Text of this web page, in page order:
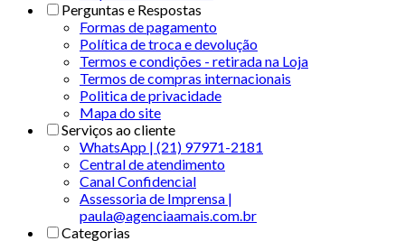
Perguntas e Respostas
Formas de pagamento
Política de troca e devolução
Termos e condições - retirada na Loja
Termos de compras internacionais
Politica de privacidade
Mapa do site
Serviços ao cliente
WhatsApp | (21) 97971-2181
Central de atendimento
Canal Confidencial
Assessoria de Imprensa |
paula@agenciaamais.com.br
Categorias